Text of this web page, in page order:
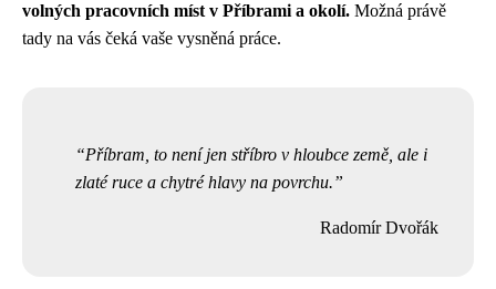
volných pracovních míst v Příbrami a okolí. Možná právě
tady na vás čeká vaše vysněná práce.
Příbram, to není jen stříbro v hloubce země, ale i
zlaté ruce a chytré hlavy na povrchu.
Radomír Dvořák